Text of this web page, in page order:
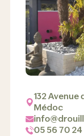
132 Avenue
Médoc
05 56 70